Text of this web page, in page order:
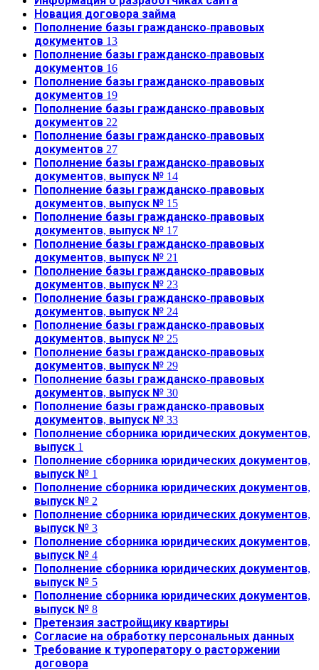
Новация договора займа
Пополнение базы гражданско-правовых
документов 13
Пополнение базы гражданско-правовых
документов 16
Пополнение базы гражданско-правовых
документов 19
Пополнение базы гражданско-правовых
документов 22
Пополнение базы гражданско-правовых
документов 27
Пополнение базы гражданско-правовых
документов, выпуск № 14
Пополнение базы гражданско-правовых
документов, выпуск № 15
Пополнение базы гражданско-правовых
документов, выпуск № 17
Пополнение базы гражданско-правовых
документов, выпуск № 21
Пополнение базы гражданско-правовых
документов, выпуск № 23
Пополнение базы гражданско-правовых
документов, выпуск № 24
Пополнение базы гражданско-правовых
документов, выпуск № 25
Пополнение базы гражданско-правовых
документов, выпуск № 29
Пополнение базы гражданско-правовых
документов, выпуск № 30
Пополнение базы гражданско-правовых
документов, выпуск № 33
Пополнение сборника юридических документов,
выпуск 1
Пополнение сборника юридических документов,
выпуск № 1
Пополнение сборника юридических документов,
выпуск № 2
Пополнение сборника юридических документов,
выпуск № 3
Пополнение сборника юридических документов,
выпуск № 4
Пополнение сборника юридических документов,
выпуск № 5
Пополнение сборника юридических документов,
выпуск № 8
Претензия застройщику квартиры
Согласие на обработку персональных данных
Требование к туроператору о расторжении
договора